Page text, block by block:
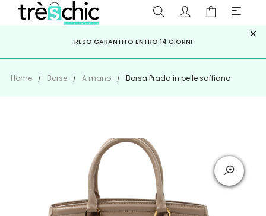
PAGA A RATE CONKLARNA,HEYLIGHT, APPAGO
ISCRIVITI ALLA NEWSLETTER PER NON PERDERE SCONTI E
OFFERTE IMPERDIBILI!
RESO GARANTITO ENTRO 14 GIORNI ×
Home Borse A mano Borsa Prada in pelle saffiano